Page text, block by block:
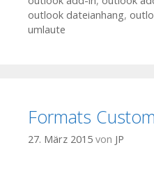
outlook dateianhang,
umlaute
Formats
27. März 2015 von JP